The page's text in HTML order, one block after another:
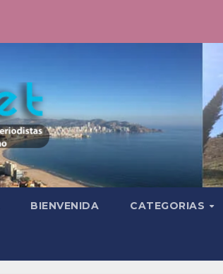
BIENVENIDA CATEGORIAS